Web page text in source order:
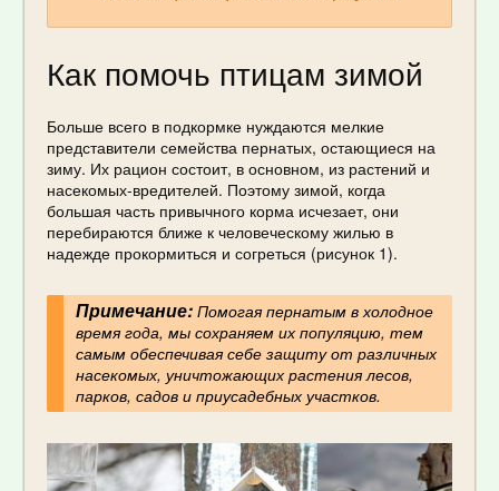
Как помочь птицам зимой
Больше всего в подкормке нуждаются мелкие
представители семейства пернатых, остающиеся на
зиму. Их рацион состоит, в основном, из растений и
насекомых-вредителей. Поэтому зимой, когда
большая часть привычного корма исчезает, они
перебираются ближе к человеческому жилью в
надежде прокормиться и согреться (рисунок 1).
Примечание:Помогая пернатым в холодное
время года, мы сохраняем их популяцию, тем
самым обеспечивая себе защиту от различных
насекомых, уничтожающих растения лесов,
парков, садов и приусадебных участков.